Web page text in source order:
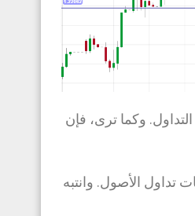
وكما ترى، فإن
تداول الأصول. وانتبه